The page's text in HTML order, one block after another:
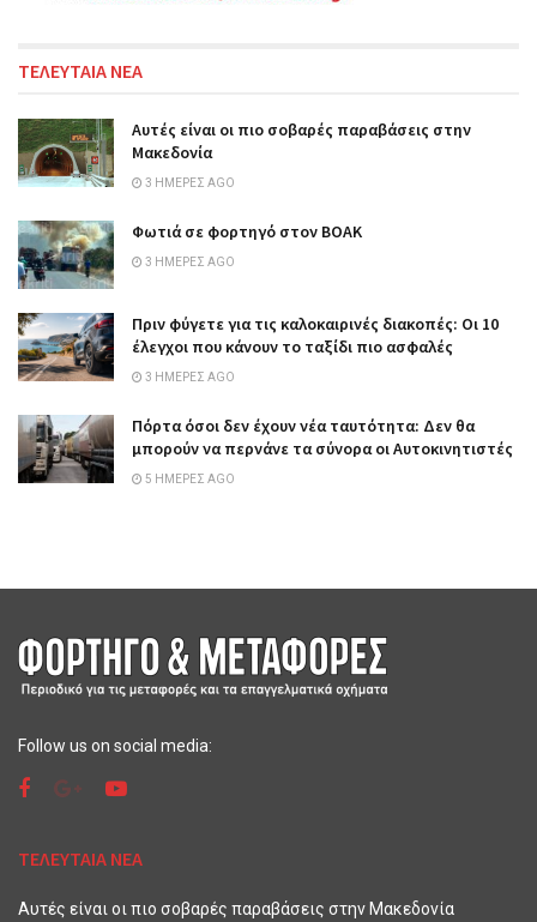
ΤΕΛΕΥΤΑΙΑ ΝΕΑ
Αυτές είναι οι πιο σοβαρές παραβάσεις στην
Μακεδονία
3 ΗΜΈΡΕΣ AGO
Φωτιά σε φορτηγό στον ΒΟΑΚ
3 ΗΜΈΡΕΣ AGO
Πριν φύγετε για τις καλοκαιρινές διακοπές: Οι 10
έλεγχοι που κάνουν το ταξίδι πιο ασφαλές
3 ΗΜΈΡΕΣ AGO
Πόρτα όσοι δεν έχουν νέα ταυτότητα: Δεν θα
μπορούν να περνάνε τα σύνορα οι Αυτοκινητιστές
5 ΗΜΈΡΕΣ AGO
Follow us on social media:
ΤΕΛΕΥΤΑΙΑ ΝΕΑ
Αυτές είναι οι πιο σοβαρές παραβάσεις στην Μακεδονία